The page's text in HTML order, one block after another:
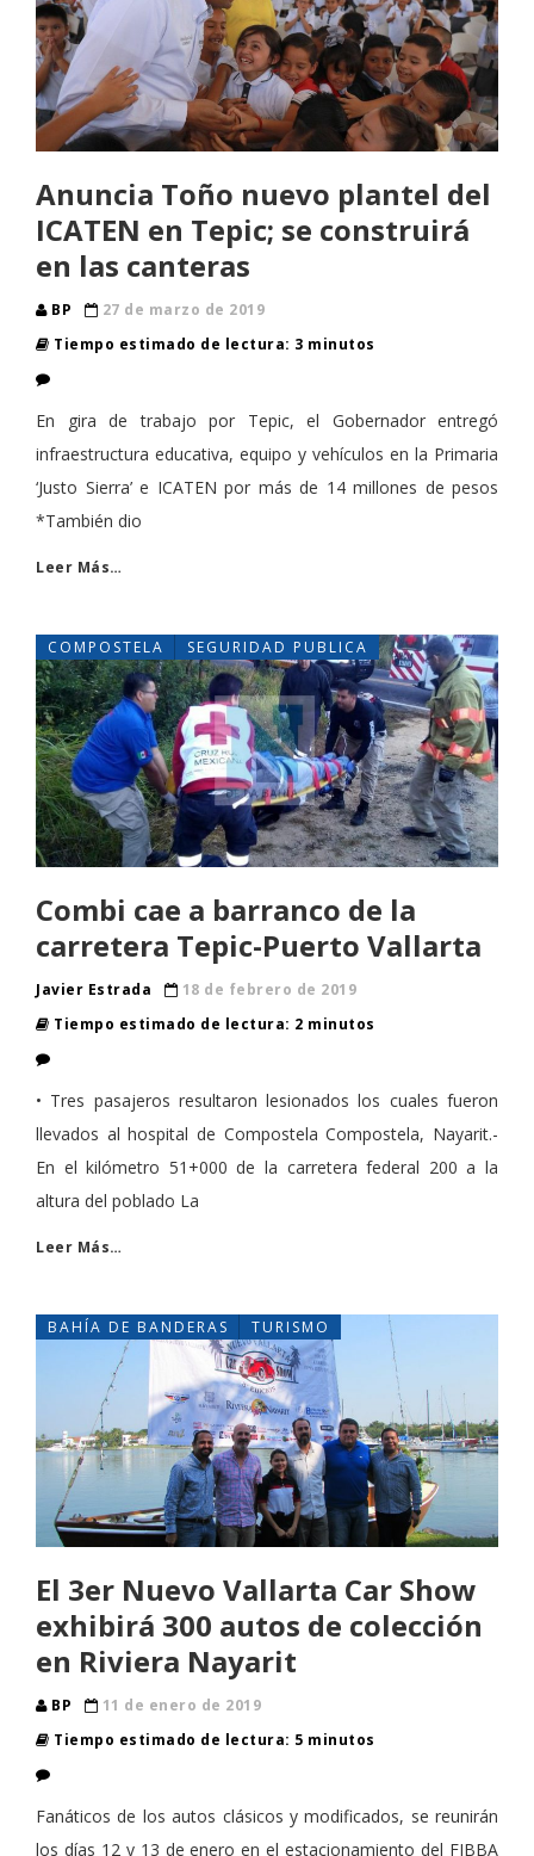
Anuncia Toño nuevo plantel del
ICATEN en Tepic; se construirá
en las canteras
BP
27 de marzo de 2019
Tiempo estimado de lectura: 3 minutos
En gira de trabajo por Tepic, el Gobernador entregó
infraestructura educativa, equipo y vehículos en la Primaria
‘Justo Sierra’ e ICATEN por más de 14 millones de pesos
*También dio
Leer Más…
COMPOSTELA SEGURIDAD PUBLICA
Combi cae a barranco de la
carretera Tepic-Puerto Vallarta
Javier Estrada
18 de febrero de 2019
Tiempo estimado de lectura: 2 minutos
• Tres pasajeros resultaron lesionados los cuales fueron
llevados al hospital de Compostela Compostela, Nayarit.-
En el kilómetro 51+000 de la carretera federal 200 a la
altura del poblado La
Leer Más…
BAHÍA DE BANDERAS TURISMO
El 3er Nuevo Vallarta Car Show
exhibirá 300 autos de colección
en Riviera Nayarit
BP
11 de enero de 2019
Tiempo estimado de lectura: 5 minutos
Fanáticos de los autos clásicos y modificados, se reunirán
los días 12 y 13 de enero en el estacionamiento del FIBBA